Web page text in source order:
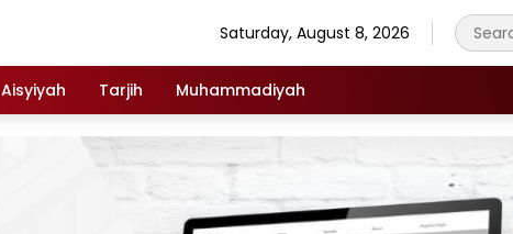
Saturday, August 8, 2026
Aisyiyah Tarjih Muhammadiyah